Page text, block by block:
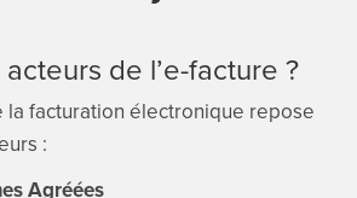
de l’e-facture ?
la facturation électronique repose
:
Agréées